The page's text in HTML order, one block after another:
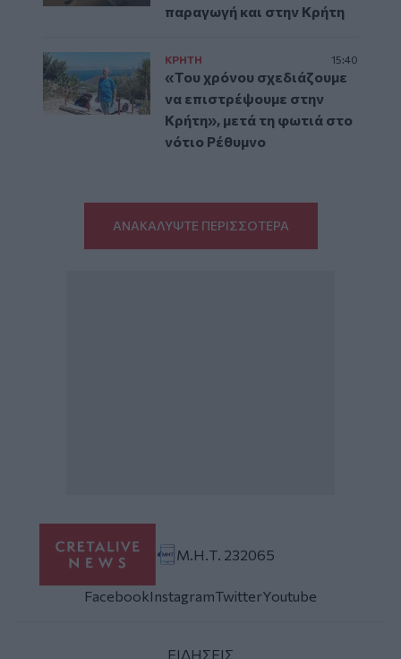
παραγωγή και στην Κρήτη
ΚΡΗΤΗ 15:40
«Του χρόνου σχεδιάζουμε
να επιστρέψουμε στην
Κρήτη», μετά τη φωτιά στο
νότιο Ρέθυμνο
ΑΝΑΚΑΛΥΨΤΕ ΠΕΡΙΣΣΟΤΕΡΑ
Μ.Η.Τ. 232065
FacebookInstagramTwitterYoutube
ΕΙΔΗΣΕΙΣ